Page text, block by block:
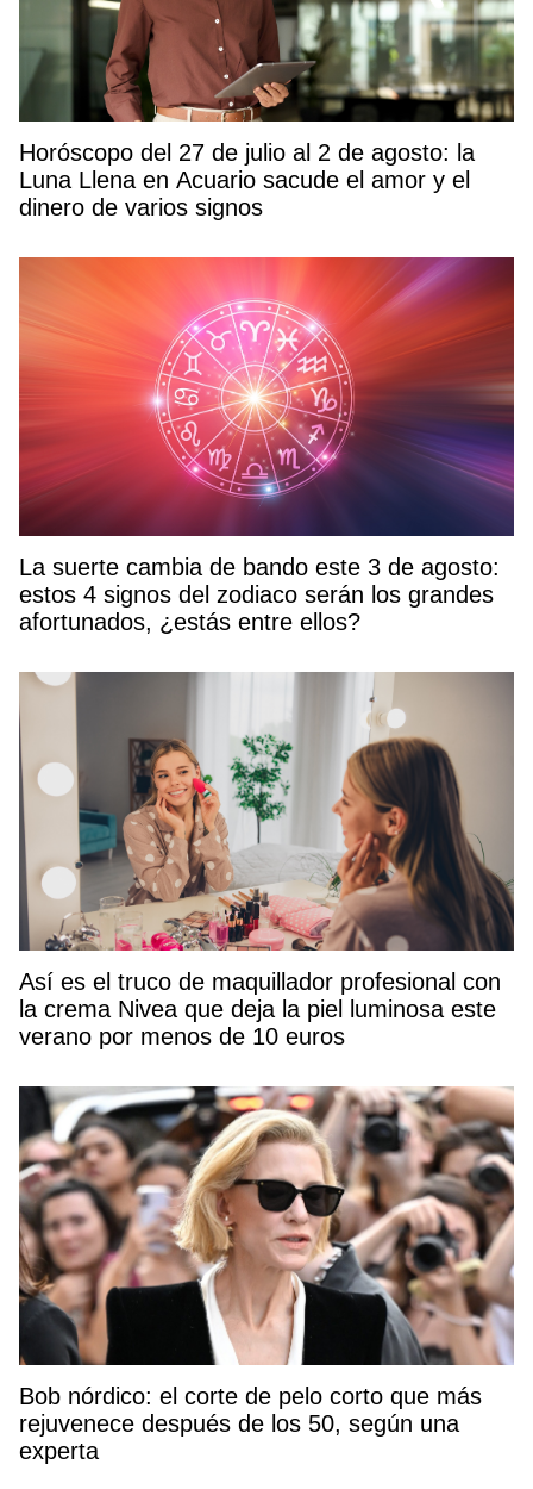
Horóscopo del 27 de julio al 2 de agosto: la
Luna Llena en Acuario sacude el amor y el
dinero de varios signos
La suerte cambia de bando este 3 de agosto:
estos 4 signos del zodiaco serán los grandes
afortunados, ¿estás entre ellos?
Así es el truco de maquillador profesional con
la crema Nivea que deja la piel luminosa este
verano por menos de 10 euros
Bob nórdico: el corte de pelo corto que más
rejuvenece después de los 50, según una
experta